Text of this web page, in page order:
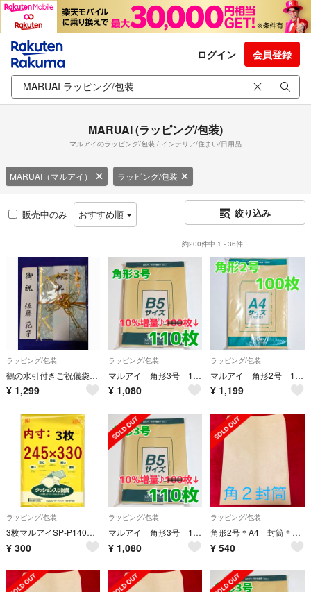
ログイン 会員登録
MARUAI (ラッピング/包装)
マルアイのラッピング/包装 / インテリア/住まい/日用品
MARUAI（マルアイ） ラッピング/包装
販売中のみ おすすめ順 絞り込み
約200件中 1 - 36件
ラッピング/包装
鶴の水引付きご祝儀袋結婚御祝 熨斗袋 金鶴 会社、親族、大判 匿名発送
¥ 1,299
ラッピング/包装
マルアイ 角形3号 110枚 封筒 216×277 B5 角3 角形 3号
¥ 1,080
ラッピング/包装
マルアイ 角形2号 100枚 封筒 240×332 A4 包装 資材 発送 角2
¥ 1,199
ラッピング/包装
3枚マルアイSP-P140★クッション入り封筒セ-フパック
¥ 300
ラッピング/包装
マルアイ 角形3号 110枚 封筒 216×277 B5 角3 角形 3号
¥ 1,080
ラッピング/包装
角形2号＊A4 封筒＊60枚
¥ 540